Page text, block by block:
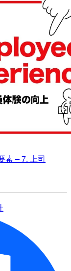
素 – 7. 上司